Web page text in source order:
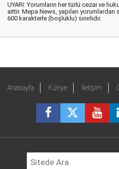
UYARI: Yorumların her türlü cezai ve
aittir. Mepa News, yapılan
600 karakterle (boşluklu) sınırlıdır.
Anasayfa Künye İletişim